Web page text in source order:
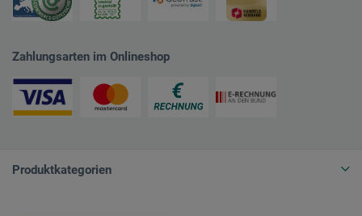
Zahlungsarten im Onlineshop
Produktkategorien